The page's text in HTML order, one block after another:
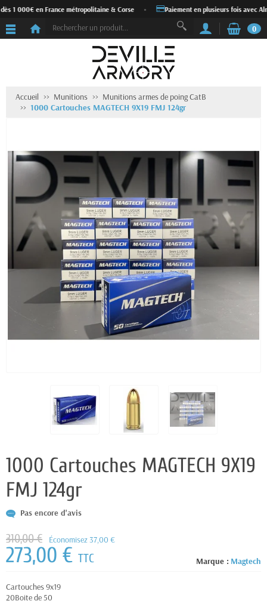
1 000€ en France métropolitaine & Corse Paiement en plusieurs fois avec
0
Accueil Munitions
Munitions armes de poing CatB
1000 Cartouches MAGTECH 9X19 FMJ 124gr
1000 Cartouches MAGTECH 9X19
FMJ 124gr
Pas encore d'avis
Marque : Magtech
310,00 € Économisez 37,00 €
273,00 € TTC
Cartouches 9x19
20Boite de 50